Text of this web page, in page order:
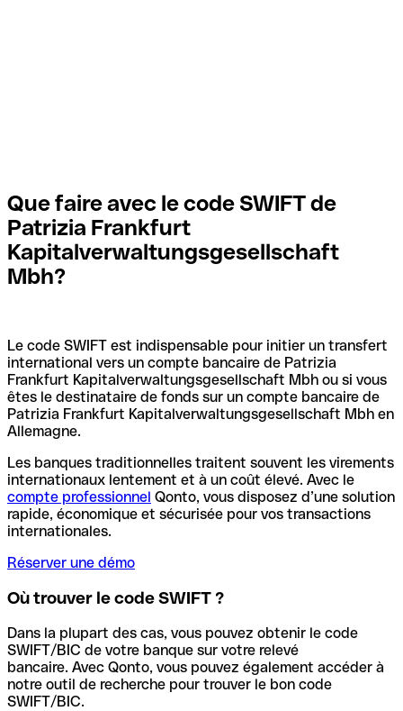
Que faire avec le code SWIFT de
Patrizia Frankfurt
Kapitalverwaltungsgesellschaft
Mbh?
Le code SWIFT est indispensable pour initier un transfert
international vers un compte bancaire de Patrizia
Frankfurt Kapitalverwaltungsgesellschaft Mbh ou si vous
êtes le destinataire de fonds sur un compte bancaire de
Patrizia Frankfurt Kapitalverwaltungsgesellschaft Mbh en
Allemagne.
Les banques traditionnelles traitent souvent les virements
internationaux lentement et à un coût élevé. Avec le
compte professionnel Qonto, vous disposez d’une solution
rapide, économique et sécurisée pour vos transactions
internationales.
Réserver une démo
Où trouver le code SWIFT ?
Dans la plupart des cas, vous pouvez obtenir le code
SWIFT/BIC de votre banque sur votre relevé
bancaire. Avec Qonto, vous pouvez également accéder à
notre outil de recherche pour trouver le bon code
SWIFT/BIC.